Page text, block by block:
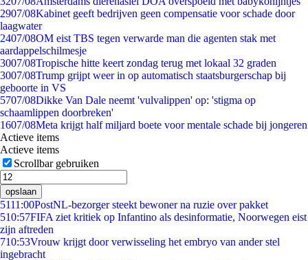
2907/08Kabinet geeft bedrijven geen compensatie voor schade door
laagwater
2407/08OM eist TBS tegen verwarde man die agenten stak met
aardappelschilmesje
3007/08Tropische hitte keert zondag terug met lokaal 32 graden
3007/08Trump grijpt weer in op automatisch staatsburgerschap bij
geboorte in VS
5707/08Dikke Van Dale neemt 'vulvalippen' op: 'stigma op
schaamlippen doorbreken'
1607/08Meta krijgt half miljard boete voor mentale schade bij jongeren
Actieve items
Actieve items
Scrollbar gebruiken
opslaan
5111:00PostNL-bezorger steekt bewoner na ruzie over pakket
510:57FIFA ziet kritiek op Infantino als desinformatie, Noorwegen eist
zijn aftreden
710:53Vrouw krijgt door verwisseling het embryo van ander stel
ingebracht